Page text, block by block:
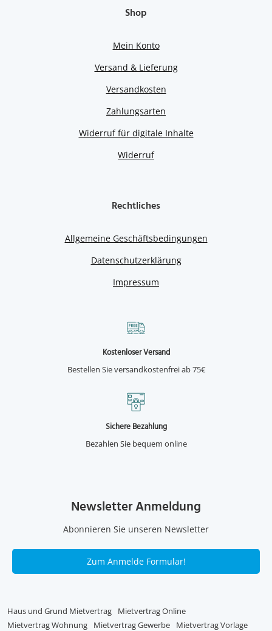
Shop
Mein Konto
Versand & Lieferung
Versandkosten
Zahlungsarten
Widerruf für digitale Inhalte
Widerruf
Rechtliches
Allgemeine Geschäftsbedingungen
Datenschutzerklärung
Impressum
Kostenloser Versand
Bestellen Sie versandkostenfrei ab 75€
Sichere Bezahlung
Bezahlen Sie bequem online
Newsletter Anmeldung
Abonnieren Sie unseren Newsletter
Zum Anmelde Formular!
Haus und Grund Mietvertrag
Mietvertrag Online
Mietvertrag Wohnung
Mietvertrag Gewerbe Mietvertrag Vorlage